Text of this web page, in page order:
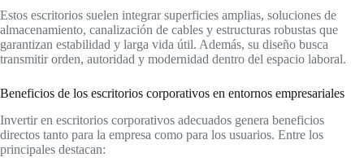
Estos escritorios suelen integrar superficies amplias, soluciones de
almacenamiento, canalización de cables y estructuras robustas que
garantizan estabilidad y larga vida útil. Además, su diseño busca
transmitir orden, autoridad y modernidad dentro del espacio laboral.
Beneficios de los escritorios corporativos en entornos empresariales
Invertir en escritorios corporativos adecuados genera beneficios
directos tanto para la empresa como para los usuarios. Entre los
principales destacan: